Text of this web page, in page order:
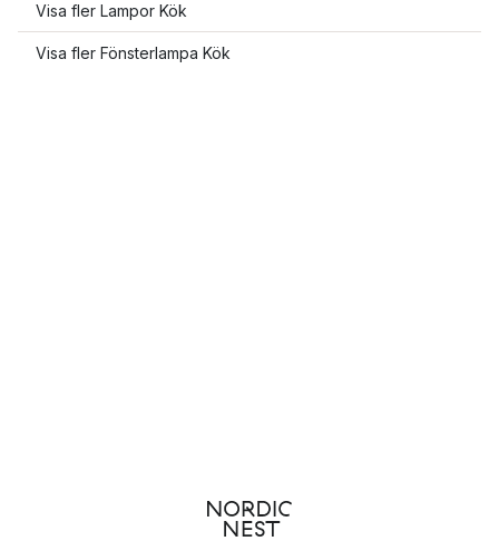
Visa fler Lampor Kök
Visa fler Fönsterlampa Kök